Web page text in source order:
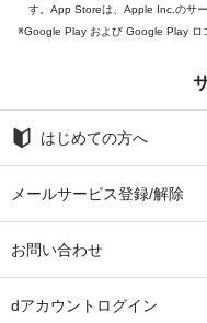
す。App Storeは、Apple Inc.のサー
Google Play および Google Play ロ
はじめての方へ
メールサービス登録/解除
お問い合わせ
dアカウントログイン